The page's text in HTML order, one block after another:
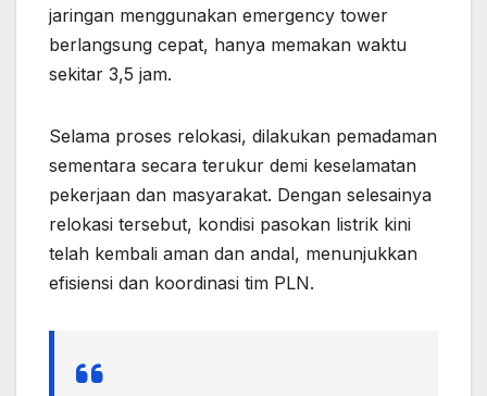
jaringan menggunakan emergency tower
berlangsung cepat, hanya memakan waktu
sekitar 3,5 jam.
Selama proses relokasi, dilakukan pemadaman
sementara secara terukur demi keselamatan
pekerjaan dan masyarakat. Dengan selesainya
relokasi tersebut, kondisi pasokan listrik kini
telah kembali aman dan andal, menunjukkan
efisiensi dan koordinasi tim PLN.